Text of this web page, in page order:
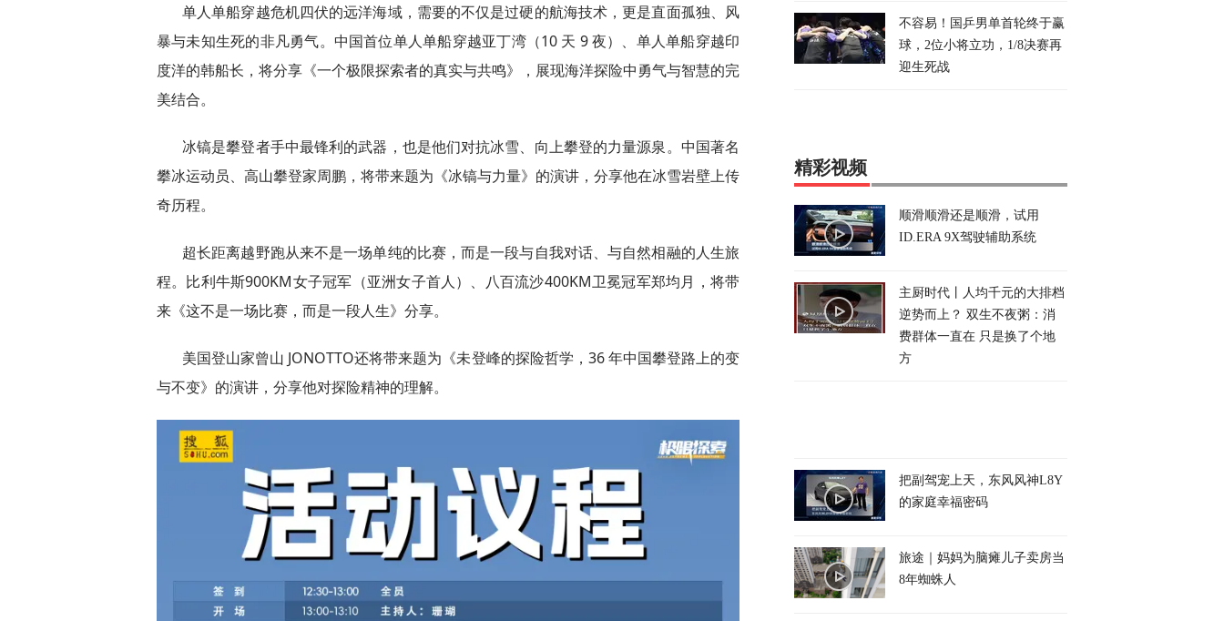
单人单船穿越危机四伏的远洋海域，需要的不仅是过硬的航海技术，更是直面孤独、风
暴与未知生死的非凡勇气。中国首位单人单船穿越亚丁湾（10 天 9 夜）、单人单船穿越印
度洋的韩船长，将分享《一个极限探索者的真实与共鸣》，展现海洋探险中勇气与智慧的完
美结合。
冰镐是攀登者手中最锋利的武器，也是他们对抗冰雪、向上攀登的力量源泉。中国著名
攀冰运动员、高山攀登家周鹏，将带来题为《冰镐与力量》的演讲，分享他在冰雪岩壁上传
奇历程。
超长距离越野跑从来不是一场单纯的比赛，而是一段与自我对话、与自然相融的人生旅
程。比利牛斯900KM女子冠军（亚洲女子首人）、八百流沙400KM卫冕冠军郑均月，将带
来《这不是一场比赛，而是一段人生》分享。
美国登山家曾山 JONOTTO还将带来题为《未登峰的探险哲学，36 年中国攀登路上的变
与不变》的演讲，分享他对探险精神的理解。
不容易！国乒男单首轮终于赢
球，2位小将立功，1/8决赛再
迎生死战
精彩视频
顺滑顺滑还是顺滑，试用
ID.ERA 9X驾驶辅助系统
主厨时代丨人均千元的大排档
逆势而上？ 双生不夜粥：消
费群体一直在 只是换了个地
方
把副驾宠上天，东风风神L8Y
的家庭幸福密码
旅途｜妈妈为脑瘫儿子卖房当
8年蜘蛛人